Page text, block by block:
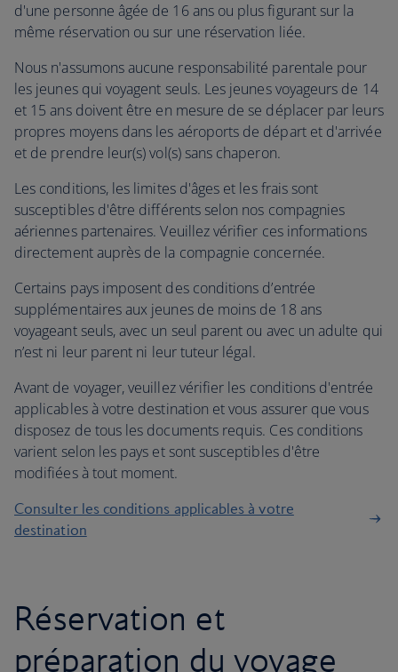
d'une personne âgée de 16 ans ou plus figurant sur la
même réservation ou sur une réservation liée.
Nous n'assumons aucune responsabilité parentale pour
les jeunes qui voyagent seuls. Les jeunes voyageurs de 14
et 15 ans doivent être en mesure de se déplacer par leurs
propres moyens dans les aéroports de départ et d'arrivée
et de prendre leur(s) vol(s) sans chaperon.
Les conditions, les limites d'âges et les frais sont
susceptibles d'être différents selon nos compagnies
aériennes partenaires. Veuillez vérifier ces informations
directement auprès de la compagnie concernée.
Certains pays imposent des conditions d’entrée
supplémentaires aux jeunes de moins de 18 ans
voyageant seuls, avec un seul parent ou avec un adulte qui
n’est ni leur parent ni leur tuteur légal.
Avant de voyager, veuillez vérifier les conditions d'entrée
applicables à votre destination et vous assurer que vous
disposez de tous les documents requis. Ces conditions
varient selon les pays et sont susceptibles d'être
modifiées à tout moment.
Consulter les conditions applicables à votre
destination
Réservation et
préparation du voyage